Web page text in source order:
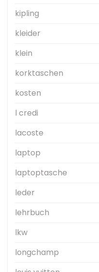
kipling
kleider
klein
korktaschen
kosten
l credi
lacoste
laptop
laptoptasche
leder
lehrbuch
lkw
longchamp